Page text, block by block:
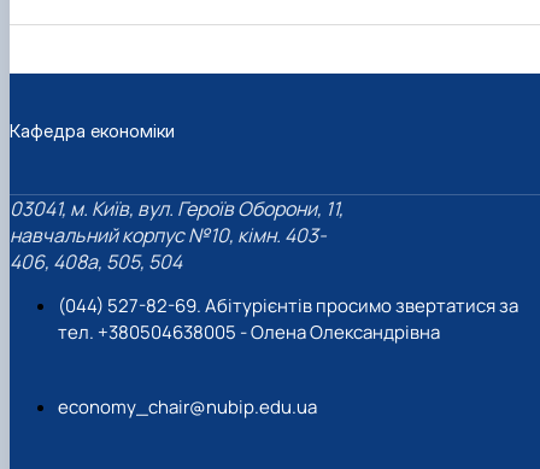
Кафедра економіки
03041, м. Київ, вул. Героїв Оборони, 11,
навчальний корпус №10, кімн. 403-
406, 408a, 505, 504
(044) 527-82-69. Абітурієнтів просимо звертатися за
тел. +380504638005 - Олена Олександрівна
economy_chair@nubip.edu.ua